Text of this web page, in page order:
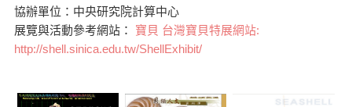
協辦單位：中央研究院計算中心
展覽與活動參考網站： 寶貝 台灣寶貝特展網站:
http://shell.sinica.edu.tw/ShellExhibit/